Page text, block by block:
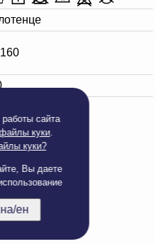
сайта
куки.
куки?
Вы даете
ен
сайта